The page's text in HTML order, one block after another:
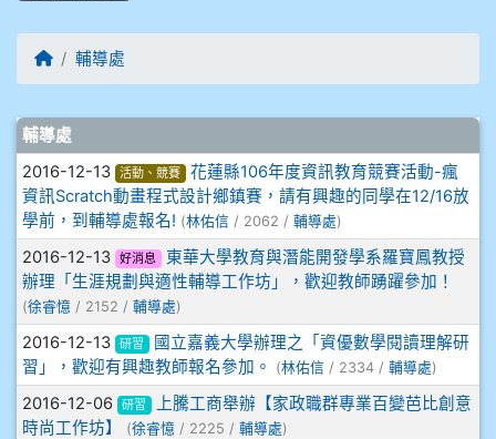
906江彥臻
907張晏寧
908彭主豪
909林柏翰
909林玉楓
909林朝智
910謝尚橙
910呂芃澔
回首頁輔導處
文章列表
輔導處
2016-12-13 活動、競賽
花蓮縣106年度資訊教育競賽活動-瘋
資訊Scratch動畫程式設計鄉鎮賽，請有興趣的同學在12/16放
學前，到輔導處報名! (林佑信 / 2062 / 輔導處)
2016-12-13 好消息
東華大學教育與潛能開發學系羅寶鳳教授
辦理「生涯規劃與適性輔導工作坊」，歡迎教師踴躍參加！
(徐睿憶 / 2152 / 輔導處)
2016-12-13 研習
國立嘉義大學辦理之「資優數學閱讀理解研
習」，歡迎有興趣教師報名參加。
(林佑信 / 2334 / 輔導處)
2016-12-06 研習
上騰工商舉辦【家政職群專業百變芭比創意
時尚工作坊】
(徐睿憶 / 2225 / 輔導處)